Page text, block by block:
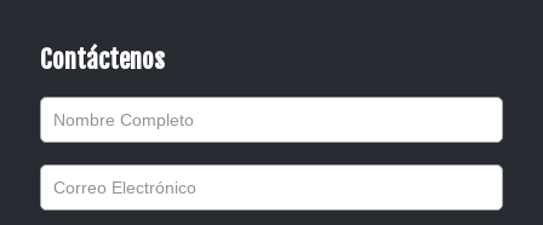
Contáctenos